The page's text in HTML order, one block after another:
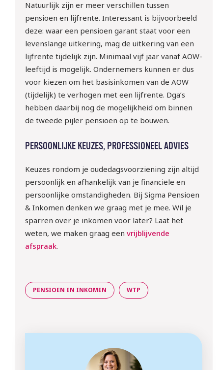
Natuurlijk zijn er meer verschillen tussen
pensioen en lijfrente. Interessant is bijvoorbeeld
deze: waar een pensioen garant staat voor een
levenslange uitkering, mag de uitkering van een
lijfrente tijdelijk zijn. Minimaal vijf jaar vanaf AOW-
leeftijd is mogelijk. Ondernemers kunnen er dus
voor kiezen om het basisinkomen van de AOW
(tijdelijk) te verhogen met een lijfrente. Dga’s
hebben daarbij nog de mogelijkheid om binnen
de tweede pijler pensioen op te bouwen.
PERSOONLIJKE KEUZES, PROFESSIONEEL ADVIES
Keuzes rondom je oudedagsvoorziening zijn altijd
persoonlijk en afhankelijk van je financiële en
persoonlijke omstandigheden. Bij Sigma Pensioen
& Inkomen denken we graag met je mee. Wil je
sparren over je inkomen voor later? Laat het
weten, we maken graag een vrijblijvende
afspraak.
PENSIOEN EN INKOMEN WTP